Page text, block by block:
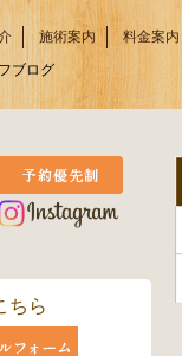
施術案内 料金案内
ブログ
ちら